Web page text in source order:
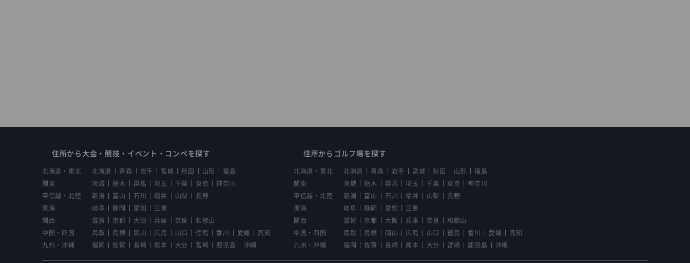
住所から大会・競技・イベント・コンペを探す
北海道・東北 北海道 青森 岩手 宮城 秋田 山形
福島
関東
茨城 栃木 群馬 埼玉 千葉 東京
神奈川
甲信越・北陸
新潟 富山 石川 福井 山梨
長野
東海
岐阜 静岡 愛知
三重
関西
滋賀 京都 大阪 兵庫 奈良
和歌山
中国・四国
鳥取 島根 岡山 広島 山口 徳島 香川 愛媛
高知
九州・沖縄
福岡 佐賀 長崎 熊本 大分 宮崎 鹿児島 沖縄
住所からゴルフ場を探す
北海道・東北 北海道 青森 岩手 宮城 秋田 山形
福島
関東
茨城 栃木 群馬 埼玉 千葉 東京
神奈川
甲信越・北陸
新潟 富山 石川 福井 山梨
長野
東海
岐阜 静岡 愛知
三重
関西
滋賀 京都 大阪 兵庫 奈良
和歌山
中国・四国
鳥取 島根 岡山 広島 山口 徳島 香川 愛媛
高知
九州・沖縄
福岡 佐賀 長崎 熊本 大分 宮崎 鹿児島 沖縄